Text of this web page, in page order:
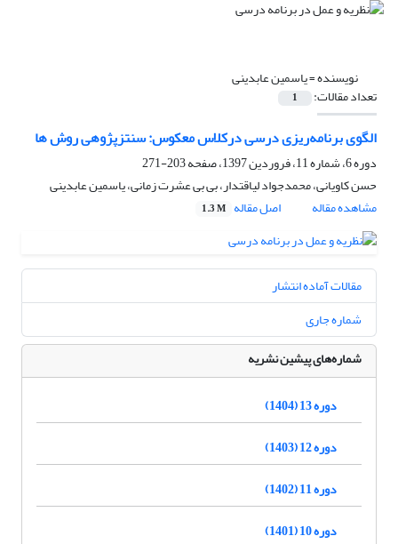
نویسنده =یاسمین عابدینی
تعداد مقالات: 1
الگوی برنامه‌ریزی درسی درکلاس معکوس: سنتزپژوهی روش ها
دوره 6، شماره 11، فروردین 1397، صفحه
203-271
حسن کاویانی، محمدجواد لیاقتدار، بی بی عشرت زمانی، یاسمین عابدینی
مشاهده مقاله
اصل مقاله 1.3 M
مقالات آماده انتشار
شماره جاری
شماره‌های پیشین نشریه
دوره 13 (1404)
دوره 12 (1403)
دوره 11 (1402)
دوره 10 (1401)